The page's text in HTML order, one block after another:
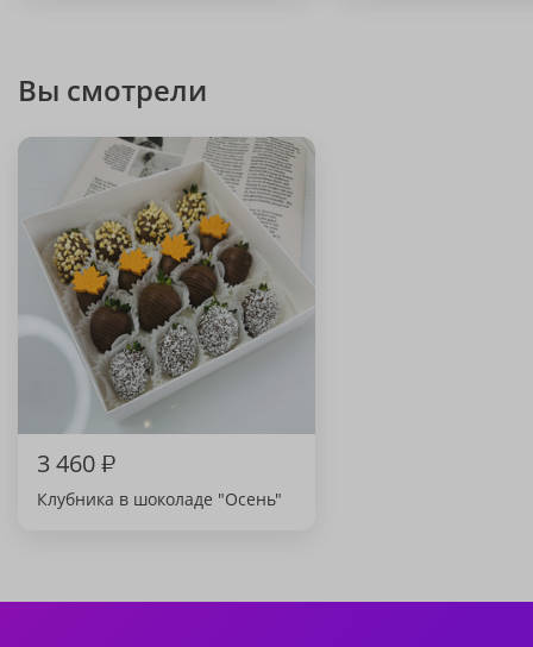
Вы смотрели
3 460₽
Клубника в шоколаде "Осень"